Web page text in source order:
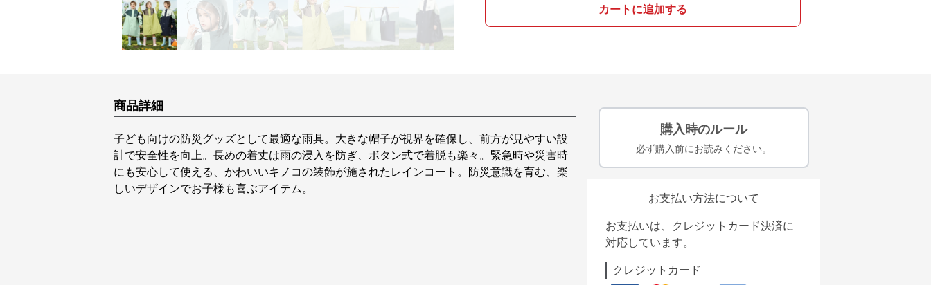
カートに追加する
商品詳細
子ども向けの防災グッズとして最適な雨具。大きな帽子が視界を確保し、前方が見やすい設
計で安全性を向上。長めの着丈は雨の浸入を防ぎ、ボタン式で着脱も楽々。緊急時や災害時
にも安心して使える、かわいいキノコの装飾が施されたレインコート。防災意識を育む、楽
しいデザインでお子様も喜ぶアイテム。
購入時のルール
必ず購入前にお読みください。
お支払い方法について
お支払いは、クレジットカード決済に
対応しています。
クレジットカード